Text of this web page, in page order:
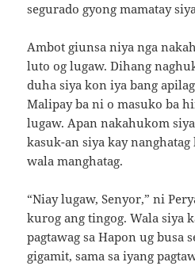
segurado gyong mamatay
Ambot giunsa niya nga
luto og lugaw. Dihang
duha siya kon iya bang
Malipay ba ni o masuko ba
lugaw. Apan nakahukom
kasuk-an siya kay
wala manghatag.
“Niay lugaw, Senyor,” ni
kurog ang tingog. Wala siya
pagtawag sa Hapon ug busa
gigamit, sama sa iyang